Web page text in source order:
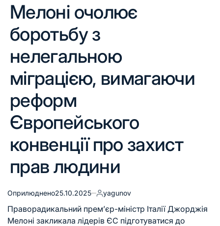
Мелоні очолює
боротьбу з
нелегальною
міграцією, вимагаючи
реформ
Європейського
конвенції про захист
прав людини
Оприлюднено25.10.2025 yagunov
Праворадикальний прем’єр-міністр Італії Джорджія
Мелоні закликала лідерів ЄС підготуватися до